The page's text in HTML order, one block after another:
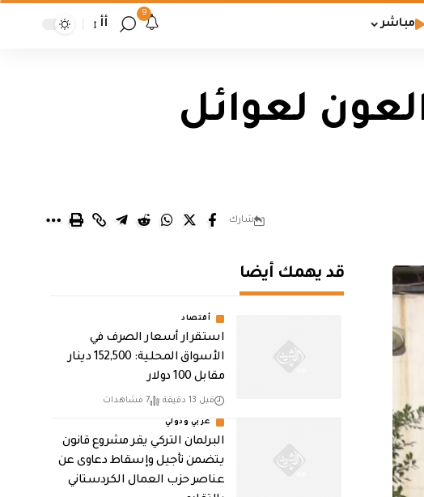
مباشر
9
أأ
لعوائل
شارك
قد يهمك أيضا
أقتصاد
استقرار أسعار الصرف في
الأسواق المحلية: 152,500 دينار
مقابل 100 دولار
قبل 13 دقيقة 7 مشاهدات
عربي ودولي
البرلمان التركي يقر مشروع قانون
يتضمن تأجيل وإسقاط دعاوى عن
عناصر حزب العمال الكردستاني